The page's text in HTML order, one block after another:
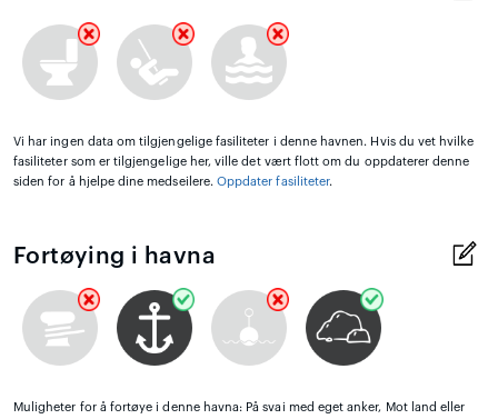
Vi har ingen data om tilgjengelige fasiliteter i denne havnen. Hvis du vet hvilke
fasiliteter som er tilgjengelige her, ville det vært flott om du oppdaterer denne
siden for å hjelpe dine medseilere. Oppdater fasiliteter.
Fortøying i havna
Muligheter for å fortøye i denne havna: På svai med eget anker, Mot land eller